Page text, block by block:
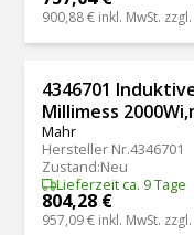
900,88 € inkl. MwSt.
4346701
Millimess
Mahr
Hersteller Nr.4346701
Zustand:Neu
Lieferzeit ca. 9 Tage
804,28 €
957,09 € inkl. MwSt.